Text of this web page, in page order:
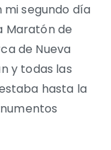
mi segundo día
Maratón de
de Nueva
y todas las
hasta la